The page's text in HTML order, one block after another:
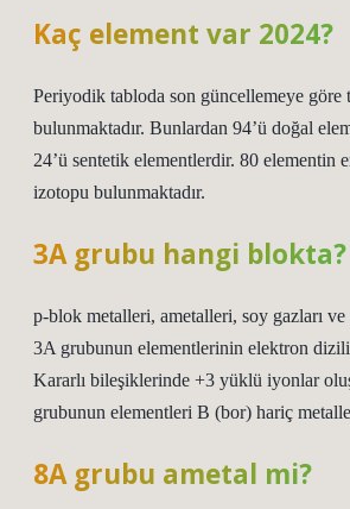
Kaç element var 2024?
Periyodik tabloda son güncellemeye göre
bulunmaktadır. Bunlardan 94’ü doğal
24’ü sentetik elementlerdir. 80 elementin
izotopu bulunmaktadır.
3A grubu hangi blokta?
p-blok metalleri, ametalleri, soy gazları ve
3A grubunun elementlerinin elektron
Kararlı bileşiklerinde +3 yüklü iyonlar
grubunun elementleri B (bor) hariç
8A grubu ametal mi?